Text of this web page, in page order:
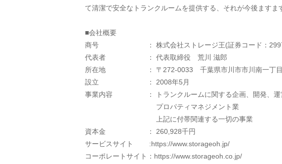
て清潔で安全なトランクルームを提供する、それが今後ます
■会社概要
商号　　　　　　　： 株式会社ストレージ王(証券コード：
代表者　　　　　　： 代表取締役　荒川 滋郎
所在地　　　　　　： 〒272-0033　千葉県市川市市川南一丁
設立　　　　　　　： 2008年5月
事業内容　　　　　： トランクルームに関する企画、開発、運
プロパティマネジメント業
上記に付帯関連する一切の事業
資本金　　　　　　： 260,928千円
サービスサイト　　 :https://www.storageoh.jp/
コーポレートサイト：https://www.storageoh.co.jp/